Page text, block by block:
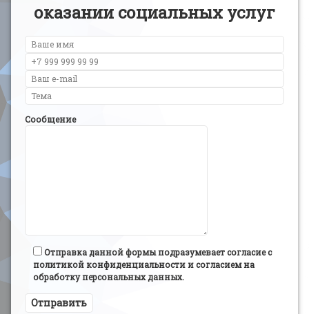
оказании социальных услуг
Сообщение
Отправка данной формы подразумевает согласие с
политикой конфиденциальности и согласием на
обработку персональных данных.